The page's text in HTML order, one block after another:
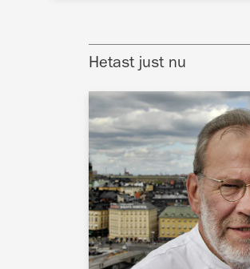
Hetast just nu